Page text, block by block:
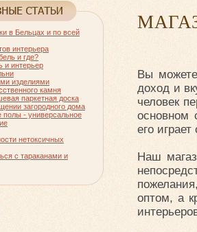
Вы
доход и
человек
основном
его
Наш
оптом, а
в Бельцах и по всей
интерьера
и где?
и интерьер
изделиями
камня
паркетная доска
загородного дома
полы - универсальное
нетоксичных
с тараканами и